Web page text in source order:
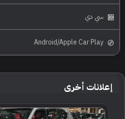
سي دي
Android/Apple Car Play
إعلانات أخرى